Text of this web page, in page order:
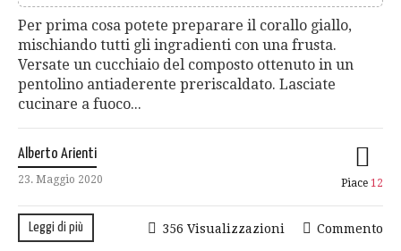
Per prima cosa potete preparare il corallo giallo,
mischiando tutti gli ingradienti con una frusta.
Versate un cucchiaio del composto ottenuto in un
pentolino antiaderente preriscaldato. Lasciate
cucinare a fuoco...
Alberto Arienti
23. Maggio 2020 Piace 12
Leggi di più Commento
356 Visualizzazioni